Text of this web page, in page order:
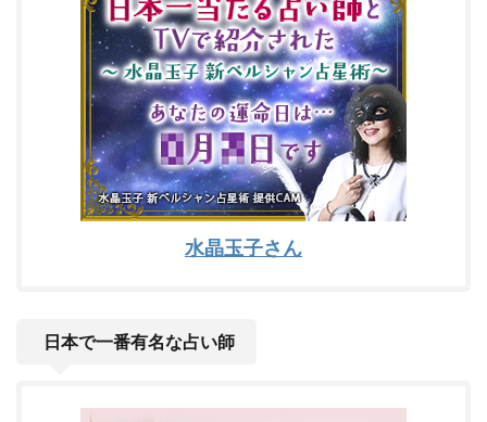
水晶玉子さん
日本で一番有名な占い師